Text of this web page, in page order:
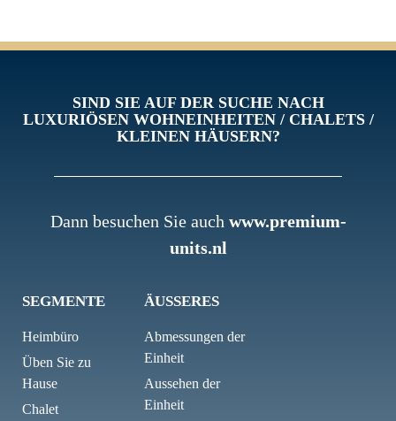
SIND SIE AUF DER SUCHE NACH
LUXURIÖSEN WOHNEINHEITEN / CHALETS /
KLEINEN HÄUSERN?
Dann besuchen Sie auch www.premium-
units.nl
SEGMENTE
Heimbüro
Üben Sie zu
Hause
Chalet
ÄUSSERES
Abmessungen der
Einheit
Aussehen der
Einheit